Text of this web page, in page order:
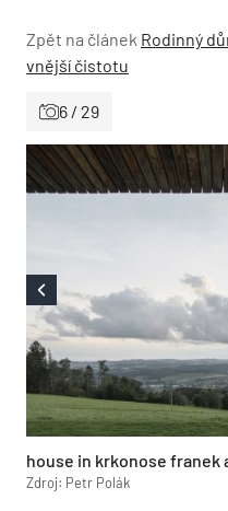
Zpět na článek Rodinný
vnější čistotu
6 / 29
house in krkonose franek
Zdroj: Petr Polák